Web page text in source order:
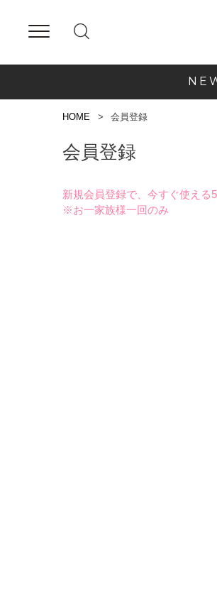
HOME 会員登録
会員登録
新規会員登録で、今すぐ使える
※お一家族様一回のみ